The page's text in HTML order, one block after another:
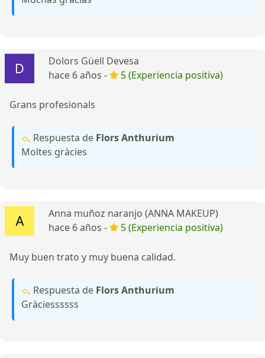
Dolors Güell Devesa
hace 6 años -
5 (Experiencia positiva)
Grans profesionals
Respuesta de Flors Anthurium
Moltes gràcies
Anna muñoz naranjo (ANNA MAKEUP)
hace 6 años -
5 (Experiencia positiva)
Muy buen trato y muy buena calidad.
Respuesta de Flors Anthurium
Gràciessssss